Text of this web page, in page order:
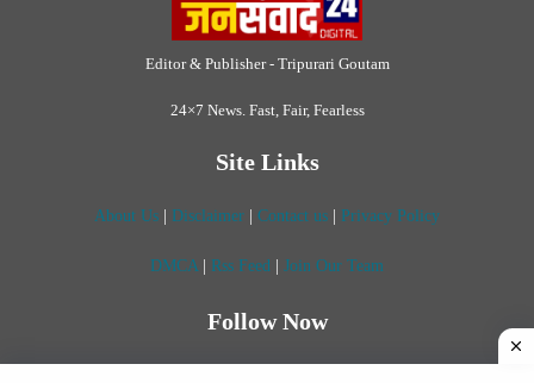
Editor & Publisher - Tripurari Goutam
24×7 News. Fast, Fair, Fearless
Site Links
About Us Disclaimer Contact us Privacy Policy
DMCA| Rss Feed Join Our Team
Follow Now